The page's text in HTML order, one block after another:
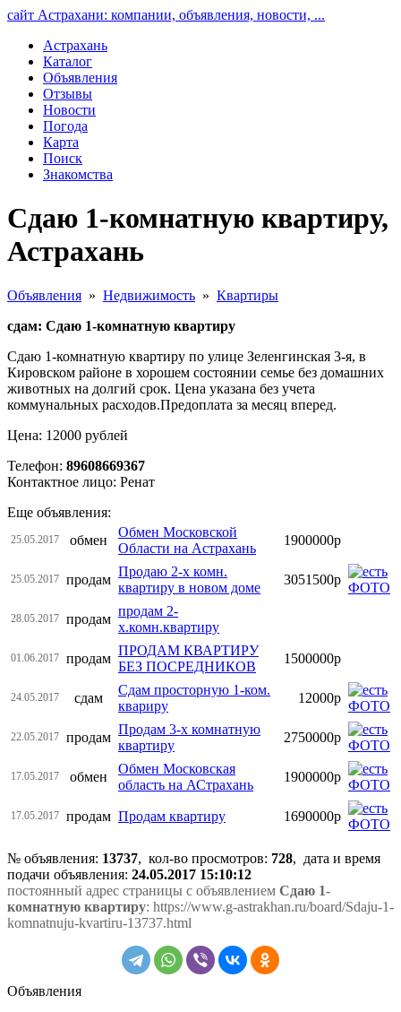
сайт Астрахани: компании, объявления, новости, ...
Астрахань
Каталог
Объявления
Отзывы
Новости
Погода
Карта
Поиск
Знакомства
Сдаю 1-комнатную квартиру,
Астрахань
Объявления » Недвижимость » Квартиры
сдам: Сдаю 1-комнатную квартиру
Сдаю 1-комнатную квартиру по улице Зеленгинская 3-я, в
Кировском районе в хорошем состоянии семье без домашних
животных на долгий срок. Цена указана без учета
коммунальных расходов.Предоплата за месяц вперед.
Цена: 12000 рублей
Телефон: 89608669367
Контактное лицо: Ренат
Еще объявления:
25.05.2017 обмен
Обмен Московской
Области на Астрахань
1900000р
25.05.2017 продам
Продаю 2-х комн.
квартиру в новом доме
3051500р
28.05.2017 продам
продам 2-
х.комн.квартиру
01.06.2017 продам
ПРОДАМ КВАРТИРУ
БЕЗ ПОСРЕДНИКОВ
1500000р
24.05.2017 сдам
Сдам просторную 1-ком.
квариру
12000р
22.05.2017 продам
Продам 3-х комнатную
квартиру
2750000р
17.05.2017 обмен
Обмен Московская
область на АСтрахань
1900000р
17.05.2017 продам Продам квартиру 1690000р
№ объявления: 13737, кол-во просмотров: 728, дата и время
подачи объявления: 24.05.2017 15:10:12
постоянный адрес страницы с объявлением Сдаю 1-
комнатную квартиру: https://www.g-astrakhan.ru/board/Sdaju-1-
komnatnuju-kvartiru-13737.html
Объявления